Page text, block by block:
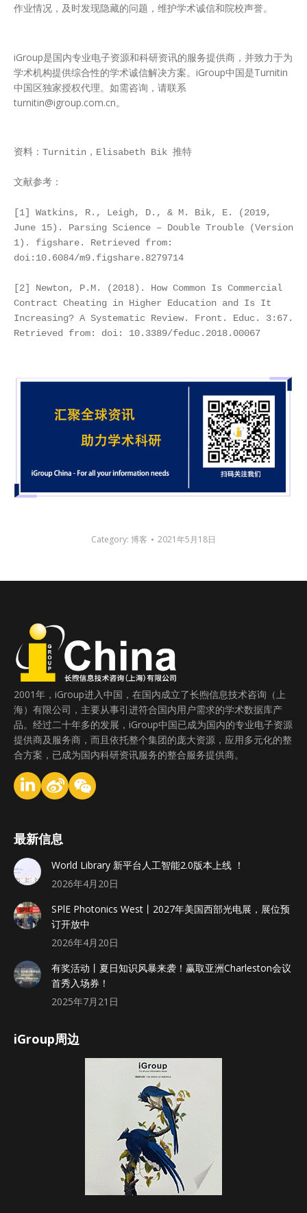
作业情况，及时发现隐藏的问题，维护学术诚信和院校声誉。
iGroup是国内专业电子资源和科研资讯的服务提供商，并致力于为
学术机构提供综合性的学术诚信解决方案。iGroup中国是Turnitin
中国区独家授权代理。如需咨询，请联系
turnitin@igroup.com.cn。
资料：Turnitin，Elisabeth Bik 推特
文献参考：
[1] Watkins, R., Leigh, D., & M. Bik, E. (2019,
June 15). Parsing Science – Double Trouble (Version
1). figshare. Retrieved from:
doi:10.6084/m9.figshare.8279714
[2] Newton, P.M. (2018). How Common Is Commercial
Contract Cheating in Higher Education and Is It
Increasing? A Systematic Review. Front. Educ. 3:67.
Retrieved from: doi: 10.3389/feduc.2018.00067
Category: 博客 2021年5月18日
2001年，iGroup进入中国，在国内成立了长煦信息技术咨询（上
海）有限公司，主要从事引进符合国内用户需求的学术数据库产
品。经过二十年多的发展，iGroup中国已成为国内的专业电子资源
提供商及服务商，而且依托整个集团的庞大资源，应用多元化的整
合方案，已成为国内科研资讯服务的整合服务提供商。
最新信息
World Library 新平台人工智能2.0版本上线 ！
2026年4月20日
SPlE Photonics West丨2027年美国西部光电展，展位预
订开放中
2026年4月20日
有奖活动丨夏日知识风暴来袭！赢取亚洲Charleston会议
首秀入场券！
2025年7月21日
iGroup周边